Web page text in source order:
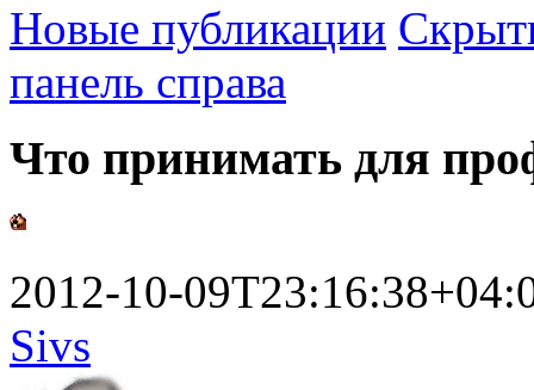
Новые публикации
панель справа
Что принимать для
2012-10-
Sivs